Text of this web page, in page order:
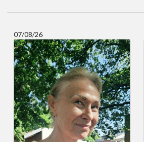
07/08/26